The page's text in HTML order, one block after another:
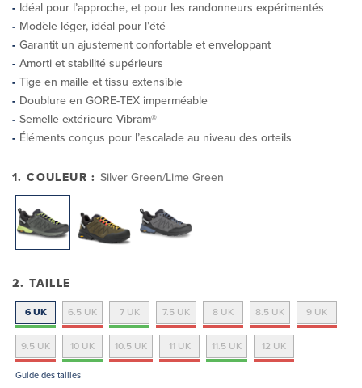
Idéal pour l’approche, et pour les randonneurs expérimentés
Modèle léger, idéal pour l’été
Garantit un ajustement confortable et enveloppant
Amorti et stabilité supérieurs
Tige en maille et tissu extensible
Doublure en GORE-TEX imperméable
Semelle extérieure Vibram®
Éléments conçus pour l’escalade au niveau des orteils
1. COULEUR :Silver Green/Lime Green
2. TAILLE
6 UK 6.5 UK 7 UK 7.5 UK 8 UK 8.5 UK 9 UK
9.5 UK 10 UK 10.5 UK 11 UK 11.5 UK 12 UK
Guide des tailles